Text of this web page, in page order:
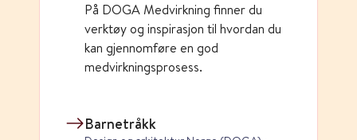
På DOGA Medvirkning finner du
verktøy og inspirasjon til hvordan du
kan gjennomføre en god
medvirkningsprosess.
Barnetråkk